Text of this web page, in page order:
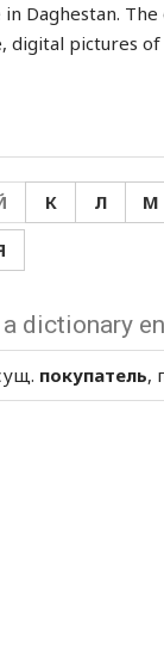
Daghestan.
pictures
К Л М
dictionary
покупатель,